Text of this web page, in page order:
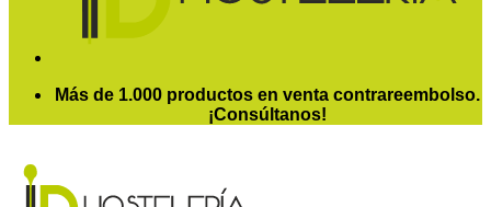
Más de 1.000 productos en venta contrareembolso.
¡Consúltanos!